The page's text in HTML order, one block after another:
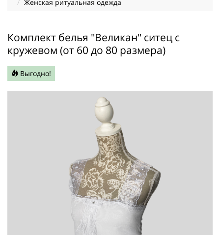
Женская ритуальная одежда
Комплект белья "Великан" ситец с
кружевом (от 60 до 80 размера)
Выгодно!